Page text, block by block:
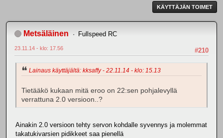
KÄYTTÄJÄN TOIMET
Metsäläinen Fullspeed RC
#210
23.11.14 - klo: 17.56
Lainaus käyttäjältä: kksaffy - 22.11.14 - klo: 15.13
Tietääkö kukaan mitä eroo on 22:sen pohjalevyllä
verrattuna 2.0 versioon..?
Ainakin 2.0 versioon tehty servon kohdalle syvennys ja molemmat
takatukivarsien pidikkeet saa pienellä